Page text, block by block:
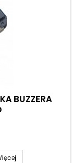
BUZZERA